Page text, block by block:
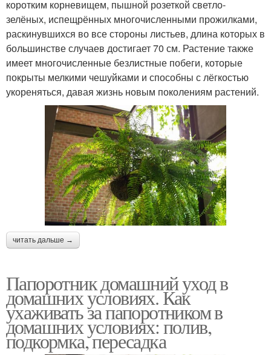
коротким корневищем, пышной розеткой светло-
зелёных, испещрённых многочисленными прожилками,
раскинувшихся во все стороны листьев, длина которых в
большинстве случаев достигает 70 см. Растение также
имеет многочисленные безлистные побеги, которые
покрыты мелкими чешуйками и способны с лёгкостью
укореняться, давая жизнь новым поколениям растений.
читать дальше →
Папоротник домашний уход в
домашних условиях. Как
ухаживать за папоротником в
домашних условиях: полив,
подкормка, пересадка